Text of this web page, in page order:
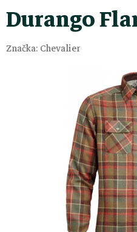
Durango
Značka: Chevalier